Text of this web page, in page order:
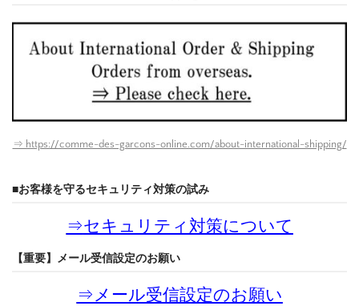
⇒ https://comme-des-garcons-online.com/about-international-shipping/
■お客様を守るセキュリティ対策の試み
⇒セキュリティ対策について
【重要】メール受信設定のお願い
⇒ メール受信設定のお願い